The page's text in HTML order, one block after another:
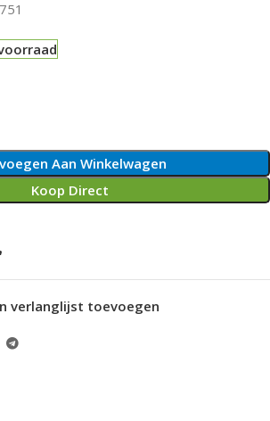
Aan Winkelwagen
Koop Direct
verlanglijst toevoegen